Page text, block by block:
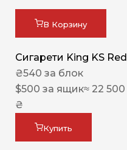
В Корзину
Сигарети King KS Red
₴540 за блок
$500 за ящик≈ 22 500
₴
Купить